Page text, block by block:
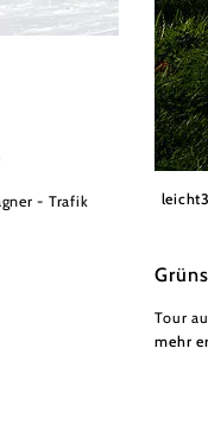
- Trafik
leicht
Tour
mehr